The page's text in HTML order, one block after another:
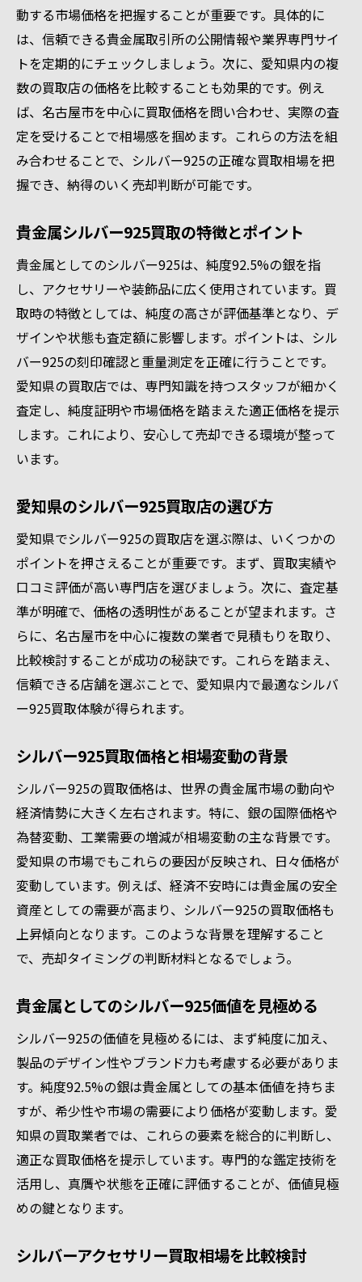
動する市場価格を把握することが重要です。具体的に
は、信頼できる貴金属取引所の公開情報や業界専門サイ
トを定期的にチェックしましょう。次に、愛知県内の複
数の買取店の価格を比較することも効果的です。例え
ば、名古屋市を中心に買取価格を問い合わせ、実際の査
定を受けることで相場感を掴めます。これらの方法を組
み合わせることで、シルバー925の正確な買取相場を把
握でき、納得のいく売却判断が可能です。
貴金属シルバー925買取の特徴とポイント
貴金属としてのシルバー925は、純度92.5%の銀を指
し、アクセサリーや装飾品に広く使用されています。買
取時の特徴としては、純度の高さが評価基準となり、デ
ザインや状態も査定額に影響します。ポイントは、シル
バー925の刻印確認と重量測定を正確に行うことです。
愛知県の買取店では、専門知識を持つスタッフが細かく
査定し、純度証明や市場価格を踏まえた適正価格を提示
します。これにより、安心して売却できる環境が整って
います。
愛知県のシルバー925買取店の選び方
愛知県でシルバー925の買取店を選ぶ際は、いくつかの
ポイントを押さえることが重要です。まず、買取実績や
口コミ評価が高い専門店を選びましょう。次に、査定基
準が明確で、価格の透明性があることが望まれます。さ
らに、名古屋市を中心に複数の業者で見積もりを取り、
比較検討することが成功の秘訣です。これらを踏まえ、
信頼できる店舗を選ぶことで、愛知県内で最適なシルバ
ー925買取体験が得られます。
シルバー925買取価格と相場変動の背景
シルバー925の買取価格は、世界の貴金属市場の動向や
経済情勢に大きく左右されます。特に、銀の国際価格や
為替変動、工業需要の増減が相場変動の主な背景です。
愛知県の市場でもこれらの要因が反映され、日々価格が
変動しています。例えば、経済不安時には貴金属の安全
資産としての需要が高まり、シルバー925の買取価格も
上昇傾向となります。このような背景を理解すること
で、売却タイミングの判断材料となるでしょう。
貴金属としてのシルバー925価値を見極める
シルバー925の価値を見極めるには、まず純度に加え、
製品のデザイン性やブランド力も考慮する必要がありま
す。純度92.5%の銀は貴金属としての基本価値を持ちま
すが、希少性や市場の需要により価格が変動します。愛
知県の買取業者では、これらの要素を総合的に判断し、
適正な買取価格を提示しています。専門的な鑑定技術を
活用し、真贋や状態を正確に評価することが、価値見極
めの鍵となります。
シルバーアクセサリー買取相場を比較検討